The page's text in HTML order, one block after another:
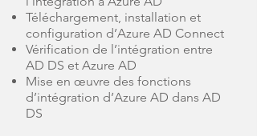
Téléchargement, installation et
configuration d’Azure AD Connect
Vérification de l’intégration entre
AD DS et Azure AD
Mise en œuvre des fonctions
d’intégration d’Azure AD dans AD
DS